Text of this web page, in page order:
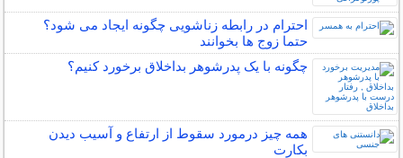
احترام در رابطه زناشویی چگونه ایجاد می شود؟
حتما زوج ها بخوانند
چگونه با یک پدرشوهر بداخلاق برخورد کنیم؟
همه چیز درمورد سقوط از ارتفاع و آسیب دیدن
بکارت